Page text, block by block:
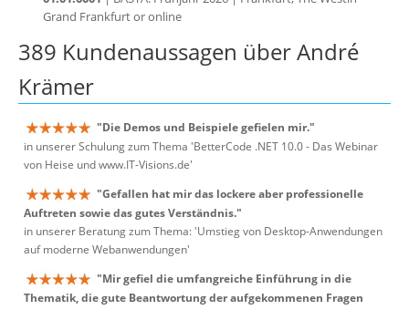
Grand Frankfurt or online
389 Kundenaussagen über André
Krämer
"Die Demos und Beispiele gefielen mir."
in unserer Schulung zum Thema 'BetterCode .NET 10.0 - Das Webinar
von Heise und www.IT-Visions.de'
"Gefallen hat mir das lockere aber professionelle
Auftreten sowie das gutes Verständnis."
in unserer Beratung zum Thema: 'Umstieg von Desktop-Anwendungen
auf moderne Webanwendungen'
"Mir gefiel die umfangreiche Einführung in die
Thematik, die gute Beantwortung der aufgekommenen Fragen